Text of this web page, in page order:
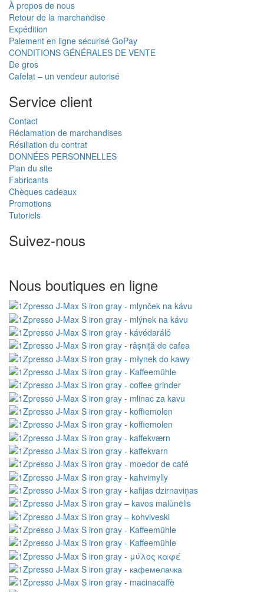
À propos de nous
Retour de la marchandise
Expédition
Paiement en ligne sécurisé GoPay
CONDITIONS GÉNÉRALES DE VENTE
De gros
Cafelat – un vendeur autorisé
Service client
Contact
Réclamation de marchandises
Résiliation du contrat
DONNÉES PERSONNELLES
Plan du site
Fabricants
Chèques cadeaux
Promotions
Tutoriels
Suivez-nous
Nous boutiques en ligne